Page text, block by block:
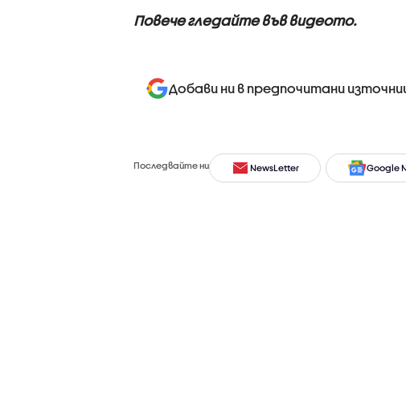
Повече гледайте във видеото.
Добави ни в предпочитани
Последвайте ни NewsLetter Google